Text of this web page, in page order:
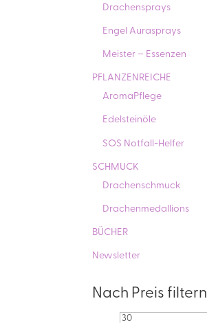
Drachensprays
Engel Aurasprays
Meister – Essenzen
PFLANZENREICHE
AromaPflege
Edelsteinöle
SOS Notfall-Helfer
SCHMUCK
Drachenschmuck
Drachenmedallions
BÜCHER
Newsletter
Nach Preis filtern
Min.